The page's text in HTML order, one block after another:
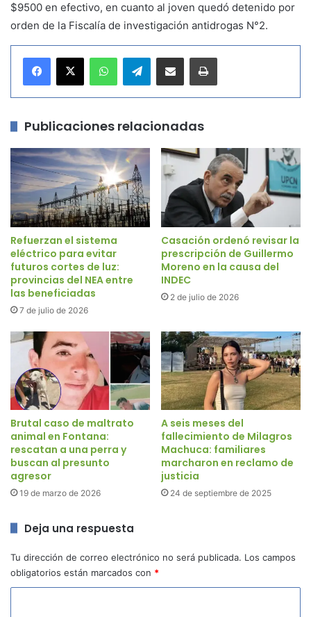
$9500 en efectivo, en cuanto al joven quedó detenido por
orden de la Fiscalía de investigación antidrogas N°2.
Telegram
Publicaciones relacionadas
Refuerzan el sistema
eléctrico para evitar
futuros cortes de luz:
provincias del NEA entre
las beneficiadas
7 de julio de 2026
Casación ordenó revisar la
prescripción de Guillermo
Moreno en la causa del
INDEC
2 de julio de 2026
Brutal caso de maltrato
animal en Fontana:
rescatan a una perra y
buscan al presunto
agresor
19 de marzo de 2026
A seis meses del
fallecimiento de Milagros
Machuca: familiares
marcharon en reclamo de
justicia
24 de septiembre de 2025
Deja una respuesta
Tu dirección de correo electrónico no será publicada. Los campos
obligatorios están marcados con *